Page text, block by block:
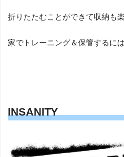
折りたたむことができて収納も楽
家でトレーニング＆保管するに
INSANITY